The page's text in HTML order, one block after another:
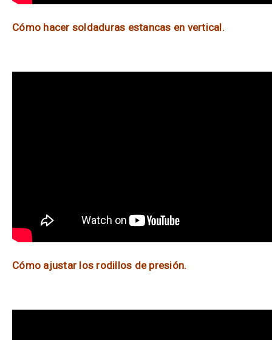
Cómo hacer soldaduras estancas en vertical.
Cómo ajustar los rodillos de presión.